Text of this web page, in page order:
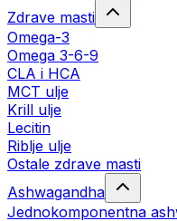
Zdrave masti
Omega-3
Omega 3-6-9
CLA i HCA
MCT ulje
Krill ulje
Lecitin
Riblje ulje
Ostale zdrave masti
Ashwagandha
Jednokomponentna